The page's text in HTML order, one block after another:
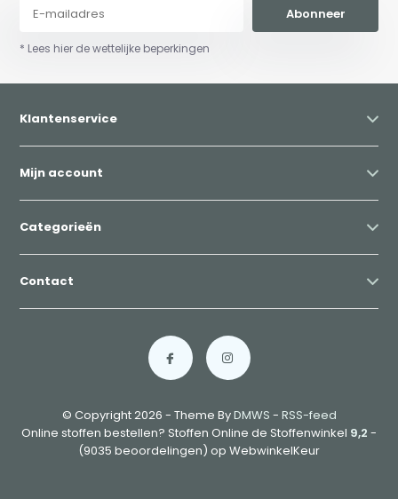
Abonneer
* Lees hier de wettelijke beperkingen
Klantenservice
Mijn account
Categorieën
Contact
© Copyright 2026 - Theme ByDMWS - RSS-feed
Online stoffen bestellen? Stoffen Online de Stoffenwinkel 9,2 -
(9035 beoordelingen) op WebwinkelKeur